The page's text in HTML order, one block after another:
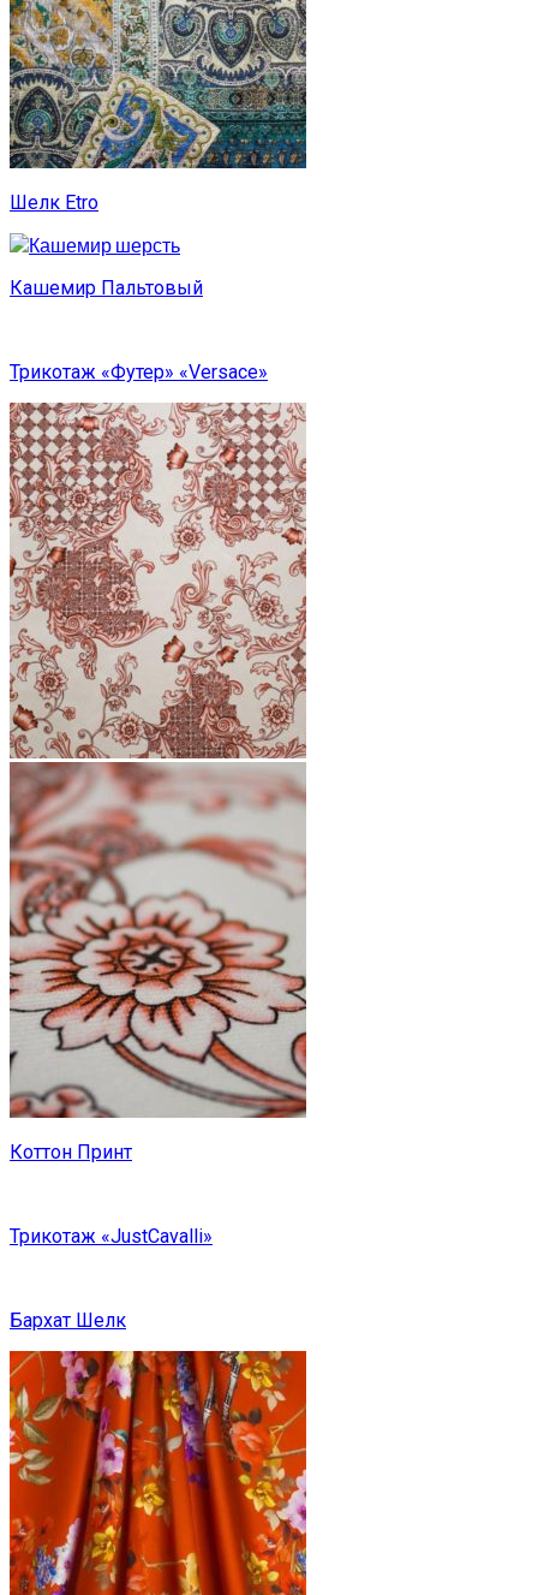
Шелк Etro
Кашемир Пальтовый
Трикотаж «Футер» «Versace»
Коттон Принт
Трикотаж «JustCavalli»
Бархат Шелк